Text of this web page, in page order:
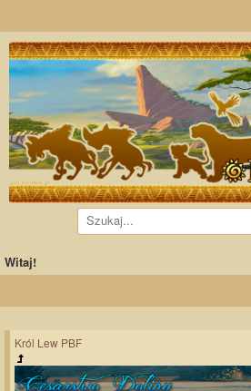
Witaj!
Król Lew PBF